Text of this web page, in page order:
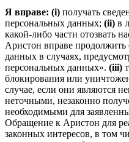
Я вправе: (i) получать
персональных данных; (ii) в
какой-либо части отозвать
Аристон вправе
данных в случаях,
персональных данных». (iii)
блокирования или
случае, если они являются
неточными, незаконно
необходимыми для
Обращение к Аристон для
законных интересов, в том